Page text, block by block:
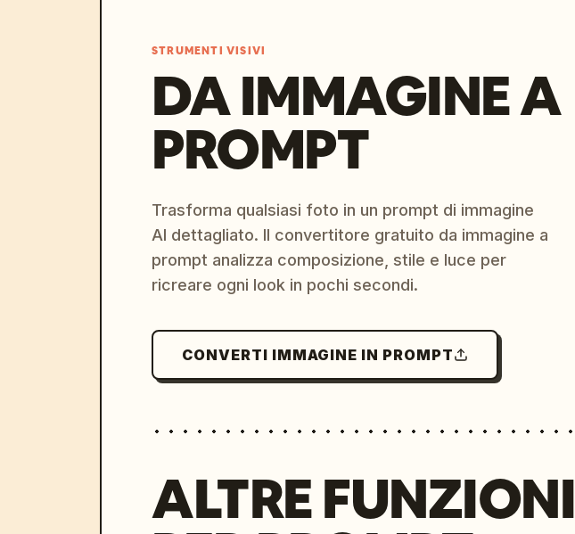
STRUMENTI VISIVI
DA IMMAGINE A
PROMPT
Trasforma qualsiasi foto in un prompt di immagine
AI dettagliato. Il convertitore gratuito da immagine a
prompt analizza composizione, stile e luce per
ricreare ogni look in pochi secondi.
CONVERTI IMMAGINE IN PROMPT
ALTRE FUNZIONI